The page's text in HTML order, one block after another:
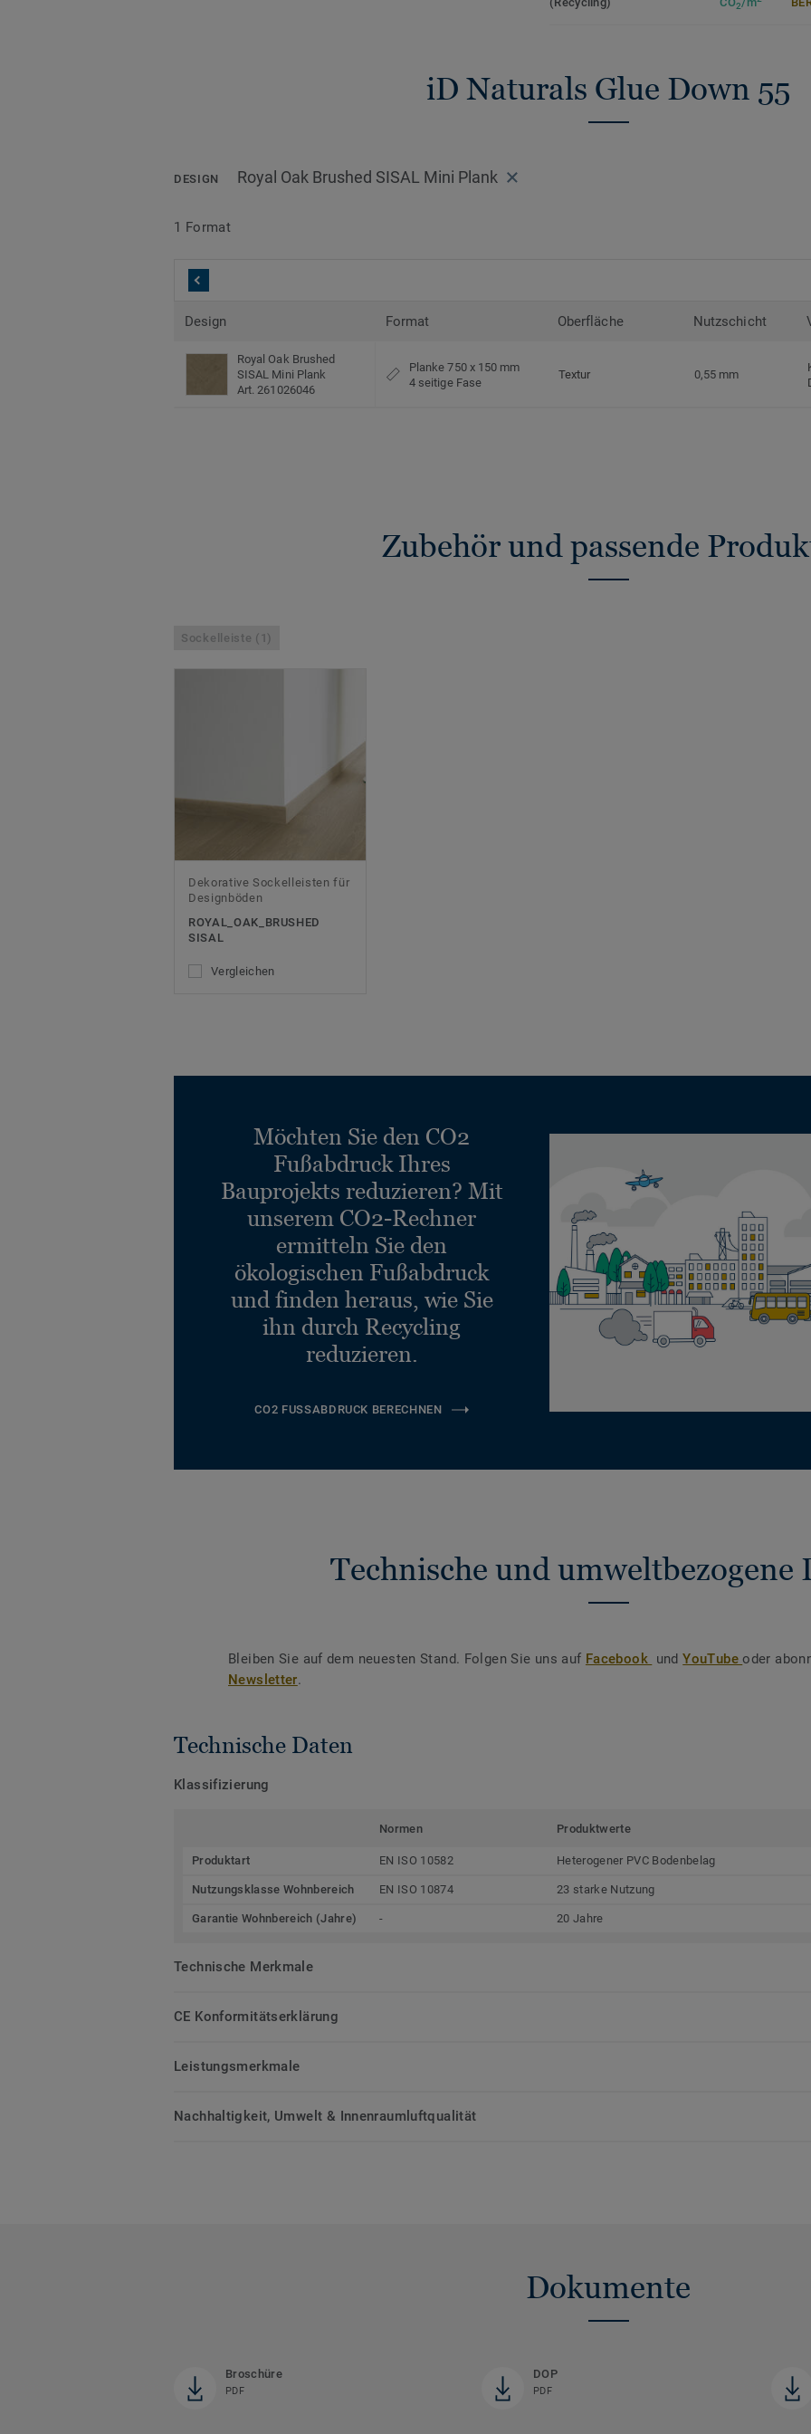
>> Erfahren Sie mehr über Tarkett
2
iD Naturals Glue Down 55
DESIGN Royal Oak Brushed SISAL Mini Plank
1 Format
Design Format Oberfläche Nutzschicht
Royal Oak Brushed
SISAL Mini Plank
Art. 261026046
Planke 750 x 150 mm
4 seitige Fase
Textur 0,55 mm
Zubehör und passende
Sockelleiste (1)
Dekorative Sockelleisten für
Designböden
ROYAL_OAK_BRUSHED
SISAL
Vergleichen
Möchten Sie den CO2
Fußabdruck Ihres
Bauprojekts reduzieren? Mit
unserem CO2-Rechner
ermitteln Sie den
ökologischen Fußabdruck
und finden heraus, wie Sie
ihn durch Recycling
reduzieren.
CO2 FUSSABDRUCK BERECHNEN
Technische und umweltbezogene
Bleiben Sie auf dem neuesten Stand. Folgen Sie uns auf Facebook undYouTubeoder
Newsletter.
Technische Daten
Klassifizierung
Normen Produktwerte
Produktart EN ISO 10582 Heterogener PVC Bodenbelag
Nutzungsklasse Wohnbereich EN ISO 10874 23 starke Nutzung
Garantie Wohnbereich (Jahre) - 20 Jahre
Technische Merkmale
CE Konformitätserklärung
Leistungsmerkmale
Nachhaltigkeit, Umwelt & Innenraumluftqualität
Dokumente
Broschüre
PDF
DOP
PDF